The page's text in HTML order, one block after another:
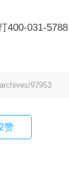
400-031-
97953
2赞